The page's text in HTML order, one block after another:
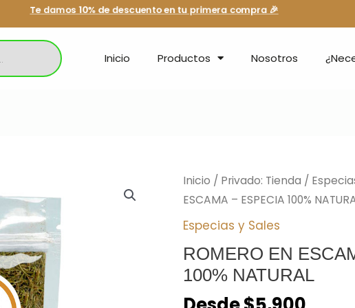
Te damos 10% de descuento en tu primera compra 🎉
Inicio Productos Nosotros
Inicio / Privado: Tienda /
ESCAMA – ESPECIA 100%
Especias y Sales
ROMERO EN
100% NATURAL
ROMERO
EN
ESCAMA
ESPECIA
100%
NATURAL